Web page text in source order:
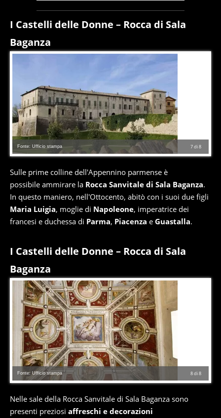
I Castelli delle Donne – Rocca di Sala
Baganza
7di8
Fonte: Ufficio stampa
Sulle prime colline dell'Appennino parmense è
possibile ammirare la Rocca Sanvitale di Sala Baganza.
In questo maniero, nell'Ottocento, abitò con i suoi due figli
Maria Luigia, moglie di Napoleone, imperatrice dei
francesi e duchessa di Parma, Piacenza e Guastalla.
I Castelli delle Donne – Rocca di Sala
Baganza
8di8
Fonte: Ufficio stampa
Nelle sale della Rocca Sanvitale di Sala Baganza sono
presenti preziosi affreschi e decorazioni